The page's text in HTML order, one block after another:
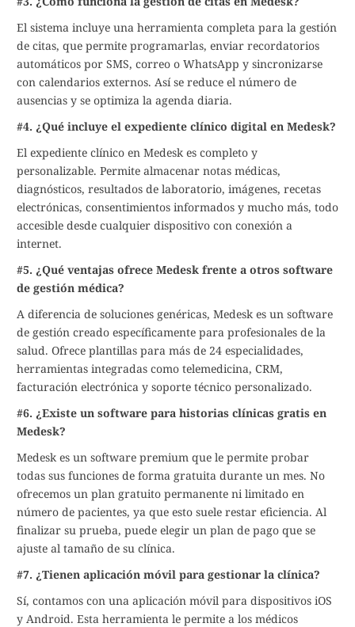
El sistema incluye una herramienta completa para la gestión
de citas, que permite programarlas, enviar recordatorios
automáticos por SMS, correo o WhatsApp y sincronizarse
con calendarios externos. Así se reduce el número de
ausencias y se optimiza la agenda diaria.
#4. ¿Qué incluye el expediente clínico digital en Medesk?
El expediente clínico en Medesk es completo y
personalizable. Permite almacenar notas médicas,
diagnósticos, resultados de laboratorio, imágenes, recetas
electrónicas, consentimientos informados y mucho más, todo
accesible desde cualquier dispositivo con conexión a
internet.
#5. ¿Qué ventajas ofrece Medesk frente a otros software
de gestión médica?
A diferencia de soluciones genéricas, Medesk es un software
de gestión creado específicamente para profesionales de la
salud. Ofrece plantillas para más de 24 especialidades,
herramientas integradas como telemedicina, CRM,
facturación electrónica y soporte técnico personalizado.
#6. ¿Existe un software para historias clínicas gratis en
Medesk?
Medesk es un software premium que le permite probar
todas sus funciones de forma gratuita durante un mes. No
ofrecemos un plan gratuito permanente ni limitado en
número de pacientes, ya que esto suele restar eficiencia. Al
finalizar su prueba, puede elegir un plan de pago que se
ajuste al tamaño de su clínica.
#7. ¿Tienen aplicación móvil para gestionar la clínica?
Sí, contamos con una aplicación móvil para dispositivos iOS
y Android. Esta herramienta le permite a los médicos